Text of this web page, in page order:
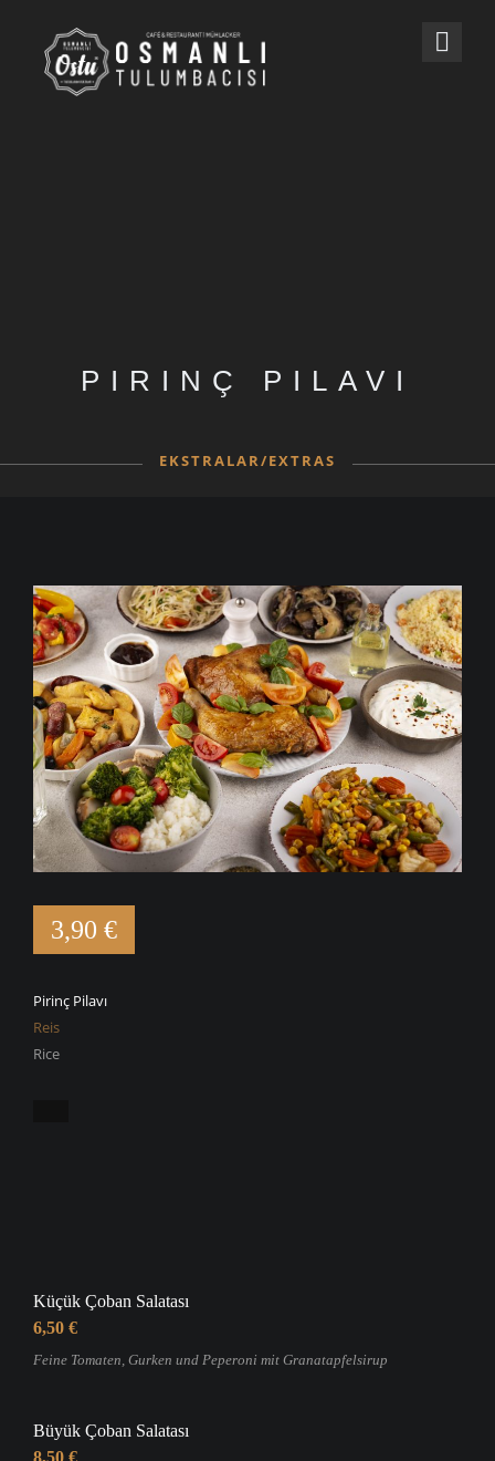
PIRINÇ PILAVI
EKSTRALAR/EXTRAS
3,90 €
Pirinç Pilavı
Reis
Rice
Küçük Çoban Salatası
6,50 €
Feine Tomaten, Gurken und Peperoni mit Granatapfelsirup
Büyük Çoban Salatası